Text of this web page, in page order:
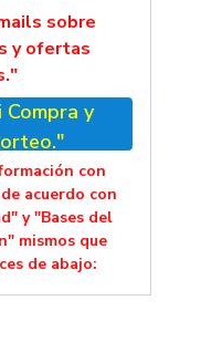
sobre
y ofertas
y
con
acuerdo con
y "Bases del
mismos que
de abajo: